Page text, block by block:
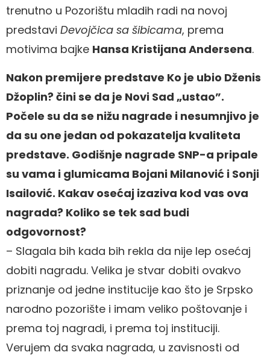
trenutno u Pozorištu mladih radi na novoj
predstavi Devojčica sa šibicama, prema
motivima bajke Hansa Kristijana Andersena.
Nakon premijere predstave Ko je ubio Dženis
Džoplin? čini se da je Novi Sad „ustao”.
Počele su da se nižu nagrade i nesumnjivo je
da su one jedan od pokazatelja kvaliteta
predstave. Godišnje nagrade SNP-a pripale
su vama i glumicama Bojani Milanović i Sonji
Isailović. Kakav osećaj izaziva kod vas ova
nagrada? Koliko se tek sad budi
odgovornost?
– Slagala bih kada bih rekla da nije lep osećaj
dobiti nagradu. Velika je stvar dobiti ovakvo
priznanje od jedne institucije kao što je Srpsko
narodno pozorište i imam veliko poštovanje i
prema toj nagradi, i prema toj instituciji.
Verujem da svaka nagrada, u zavisnosti od